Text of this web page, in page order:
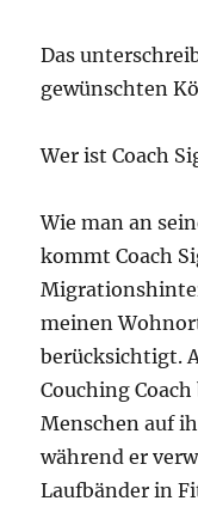
Das
gewünschten
Wer ist Coach
Wie man an
kommt Coach
meinen
berücksichtigt.
Couching
Menschen auf
während er
Laufbänder in